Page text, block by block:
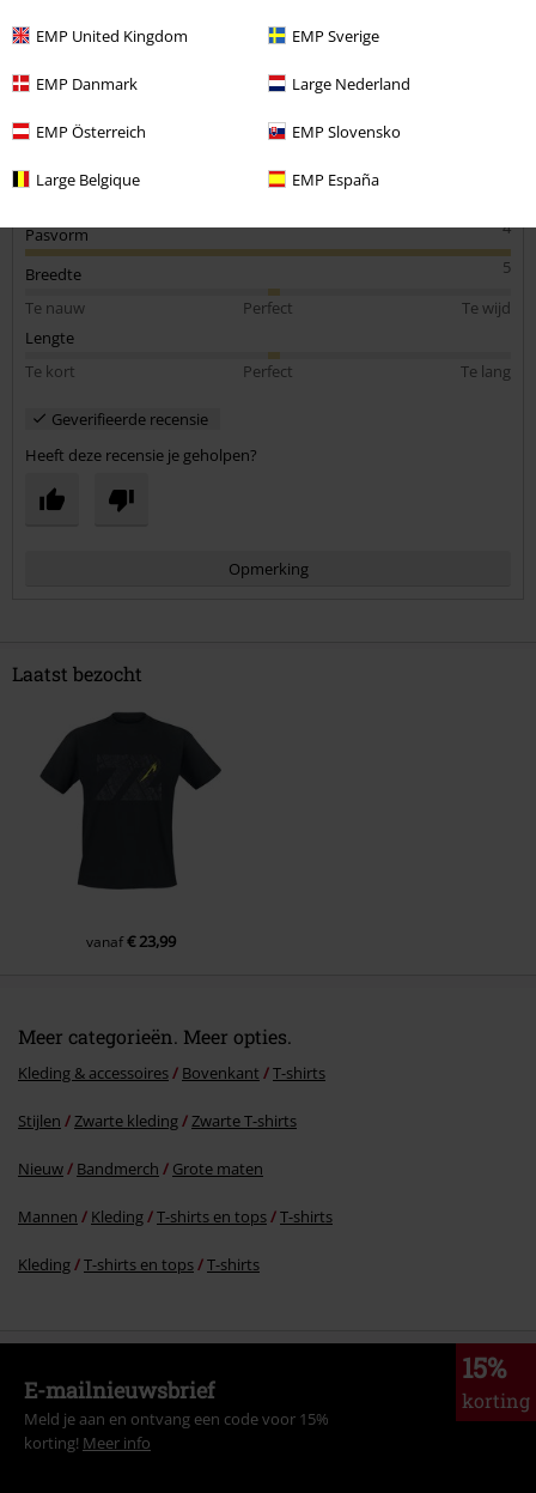
EMP United Kingdom EMP Sverige
EMP Danmark Large Nederland
EMP Österreich EMP Slovensko
Large Belgique EMP España
Ontwerp
4
Pasvorm
5
Breedte
Te nauw
Perfect
Te wijd
Lengte
Te kort
Perfect Te lang
Geverifieerde recensie
Heeft deze recensie je geholpen?
Opmerking
Commentaar versturen
Laatst bezocht
vanaf€ 23,99
Meer categorieën. Meer opties.
Kleding & accessoires Bovenkant T-shirts
Stijlen Zwarte kleding Zwarte T-shirts
Nieuw Bandmerch Grote maten
Mannen Kleding T-shirts en tops T-shirts
Kleding T-shirts en tops T-shirts
15%
korting
E-mailnieuwsbrief
Meld je aan en ontvang een code voor 15%
korting! Meer info